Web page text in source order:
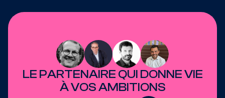
LE PARTENAIRE QUI DONNE VIE
À VOS AMBITIONS